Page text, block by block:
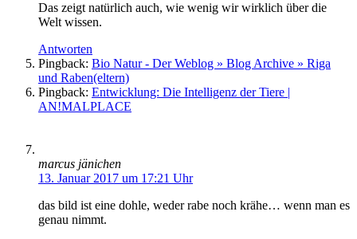
Das zeigt natürlich auch, wie wenig wir wirklich über die
Welt wissen.
Antworten
Pingback: Bio Natur - Der Weblog » Blog Archive » Riga
und Raben(eltern)
Pingback: Entwicklung: Die Intelligenz der Tiere |
AN!MALPLACE
marcus jänichen
13. Januar 2017 um 17:21 Uhr
das bild ist eine dohle, weder rabe noch krähe… wenn man es
genau nimmt.